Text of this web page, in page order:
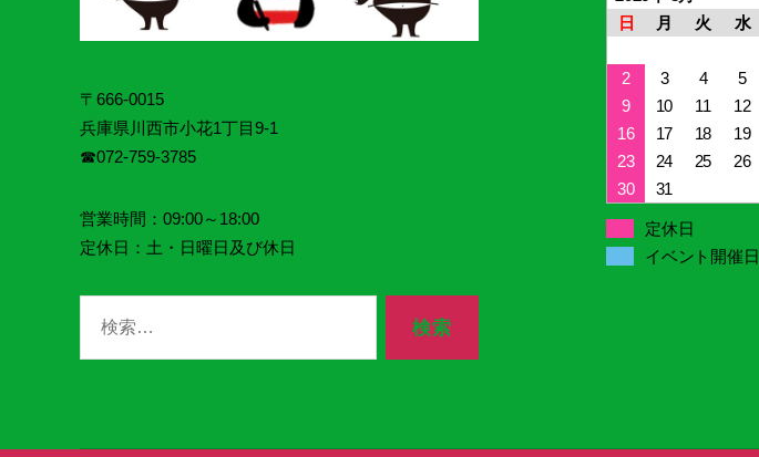
〒666-0015
兵庫県川西市小花1丁目9‐1
☎072‐759‐3785
営業時間：09:00～18:00
定休日：土・日曜日及び休日
日
月 火 水
2
3 4 5
9
10 11 12
16
17 18 19
23
24 25 26
30
31
定休日
イベント開催日